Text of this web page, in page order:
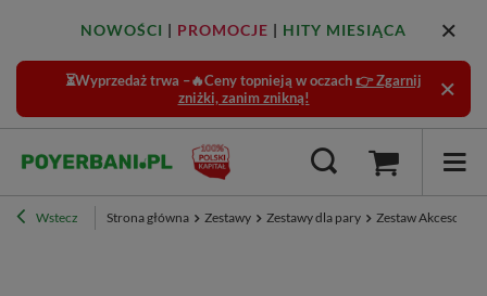
NOWOŚCI | PROMOCJE | HITY MIESIĄCA
⏳Wyprzedaż trwa –🔥Ceny topnieją w oczach 👉 Zgarnij
zniżki, zanim znikną!
Wstecz Strona główna Zestawy Zestawy dla pary Zestaw